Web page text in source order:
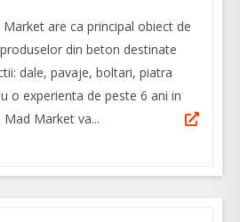
are ca principal obiect de
din beton destinate
dale, pavaje, boltari, piatra
o experienta de peste 6 ani in
Market va...